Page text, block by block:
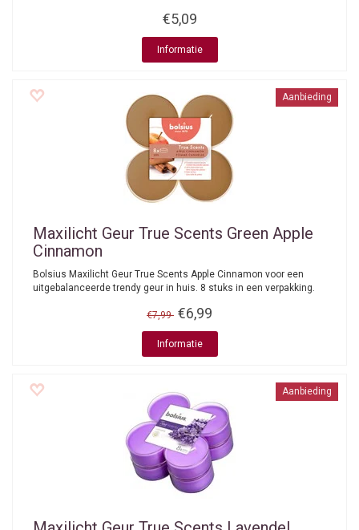
€5,09
Informatie
Aanbieding
Maxilicht Geur True Scents Green Apple
Cinnamon
Bolsius Maxilicht Geur True Scents Apple Cinnamon voor een
uitgebalanceerde trendy geur in huis. 8 stuks in een verpakking.
€7,99 €6,99
Informatie
Aanbieding